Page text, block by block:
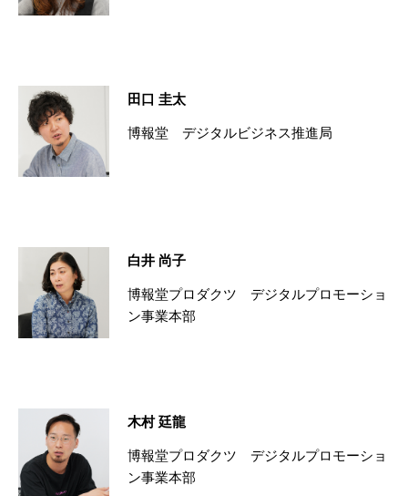
田口 圭太
博報堂 デジタルビジネス推進局
白井 尚子
博報堂プロダクツ デジタルプロモーショ
ン事業本部
木村 廷龍
博報堂プロダクツ デジタルプロモーショ
ン事業本部